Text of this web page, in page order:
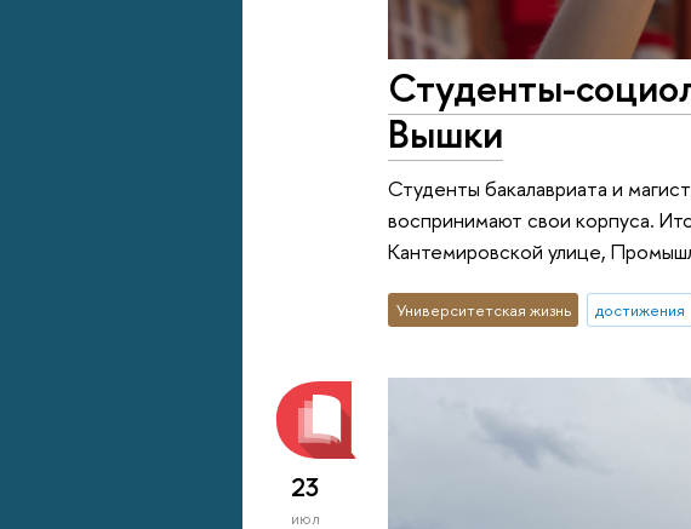
Студенты-
Вышки
Студенты бакалавриата и
воспринимают свои корпуса.
Кантемировской улице,
Университетская жизнь достижения
23
июл